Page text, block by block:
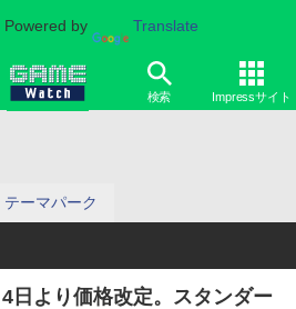
Powered by Translate
検索 Impressサイト
テーマパーク
日より価格改定。スタンダー